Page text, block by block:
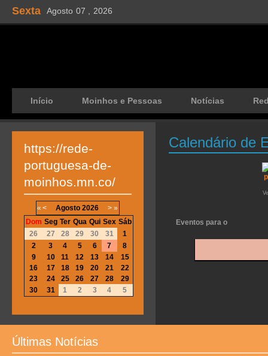
Sexta Agosto 07 , 2026
Início Moinhos e Pessoas Notícias
Calendário de
Eventos para o
https://rede-
portuguesa-de-
moinhos.mn.co/
« < Agosto 2026 > »
Dom Seg Ter Qua Qui Sex Sáb
26
27 28 29 30 31
1
2
3 4 5 6 7
8
9
10 11 12 13 14
15
16
17 18 19 20 21
22
23
24 25 26 27 28
29
30
31 1 2 3 4 5
Últimas Notícias